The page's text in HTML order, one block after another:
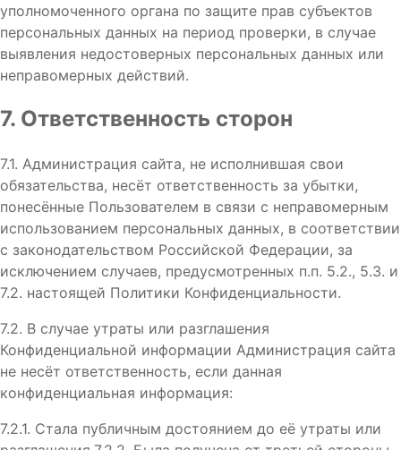
уполномоченного органа по защите прав субъектов
персональных данных на период проверки, в случае
выявления недостоверных персональных данных или
неправомерных действий.
7. Ответственность сторон
7.1. Администрация сайта, не исполнившая свои
обязательства, несёт ответственность за убытки,
понесённые Пользователем в связи с неправомерным
использованием персональных данных, в соответствии
с законодательством Российской Федерации, за
исключением случаев, предусмотренных п.п. 5.2., 5.3. и
7.2. настоящей Политики Конфиденциальности.
7.2. В случае утраты или разглашения
Конфиденциальной информации Администрация сайта
не несёт ответственность, если данная
конфиденциальная информация:
7.2.1. Стала публичным достоянием до её утраты или